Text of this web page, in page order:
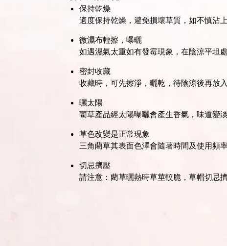
保持乾燥
適度保持乾燥，避免損壞草質，如不慎沾
微濕布輕擦，曝曬
如遇濕氣太重如有發霉現象，在陰涼平坦
密封收藏
收藏時，可先擦淨，曬乾，待陰涼後再放
曬太陽
藺草產品經太陽曝曬會產生香氣，味道變
草色改變是正常現象
三角藺草其表面色澤會隨著時間及使用頻率
切忌擠壓
請注意：藺草曬熱時草莖較脆，草帽切忌